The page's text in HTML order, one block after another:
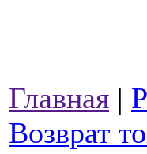
Главная |
Возврат